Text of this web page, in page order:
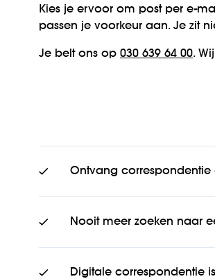
Kies je ervoor om post per e-
passen je voorkeur aan. Je zit
Je belt ons op 030 639 64 00.
Ontvang correspondentie
Nooit meer zoeken naar
Digitale correspondentie